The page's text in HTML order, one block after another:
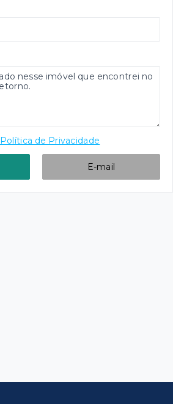
Política de Privacidade
E-mail